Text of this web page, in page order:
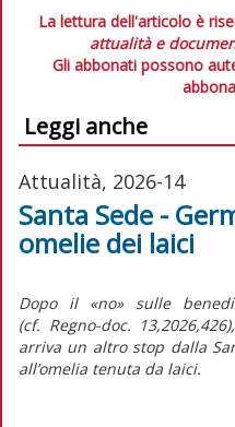
La lettura dell'articolo è
attualità e
Gli abbonati possono
Leggi anche
Attualità, 2026-14
Santa Sede -
omelie dei laici
Dopo il «no» sulle
(cf. Regno-doc.
arriva un altro stop dalla
all’omelia tenuta da laici.